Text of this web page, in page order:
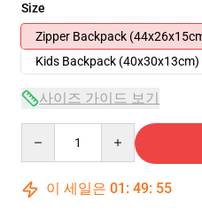
Size
Zipper Backpack
Kids Backpack (40x30x13cm)
사이즈 가이드 보기
이 세일은 01 : 49: 54